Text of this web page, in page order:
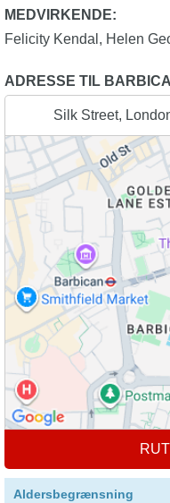
MEDVIRKENDE:
Felicity Kendal , Helen
ADRESSE TIL
Silk Street,
Aldersbegrænsning